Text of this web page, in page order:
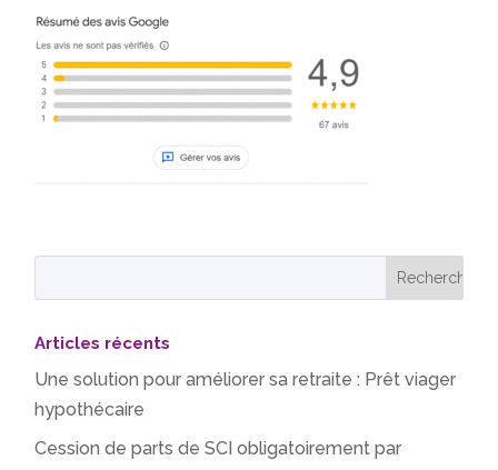
Articles récents
Une solution pour améliorer sa retraite : Prêt viager
hypothécaire
Cession de parts de SCI obligatoirement par